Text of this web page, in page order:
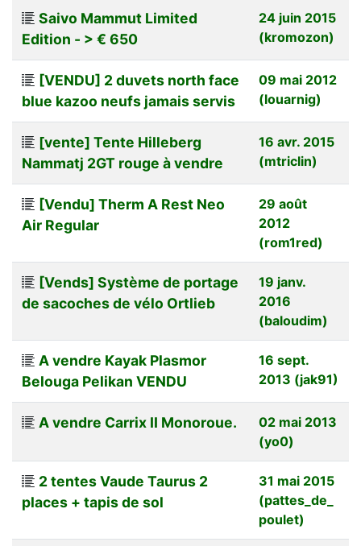
Saivo Mammut Limited
Edition - > € 650
24 juin 2015
(kromozon)
[VENDU] 2 duvets north face
blue kazoo neufs jamais servis
09 mai 2012
(louarnig)
[vente] Tente Hilleberg
Nammatj 2GT rouge à vendre
16 avr. 2015
(mtriclin)
[Vendu] Therm A Rest Neo
Air Regular
29 août
2012
(rom1red)
[Vends] Système de portage
de sacoches de vélo Ortlieb
19 janv.
2016
(baloudim)
A vendre Kayak Plasmor
Belouga Pelikan VENDU
16 sept.
2013 (jak91)
A vendre Carrix II Monoroue.
02 mai 2013
(yo0)
2 tentes Vaude Taurus 2
places + tapis de sol
31 mai 2015
(pattes_de_
poulet)